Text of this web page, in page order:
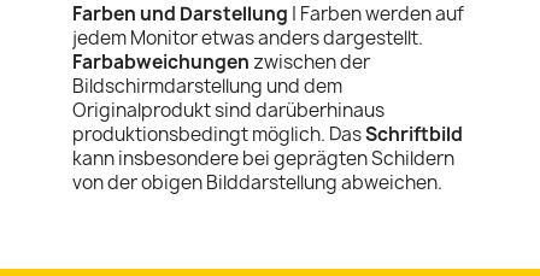
Farben und Darstellung | Farben werden auf
jedem Monitor etwas anders dargestellt.
Farbabweichungen zwischen der
Bildschirmdarstellung und dem
Originalprodukt sind darüberhinaus
produktionsbedingt möglich. DasSchriftbild
kann insbesondere bei geprägten Schildern
von der obigen Bilddarstellung abweichen.